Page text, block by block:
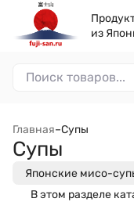
из
Главная–Супы
Супы
Японские мисо-
В этом разделе